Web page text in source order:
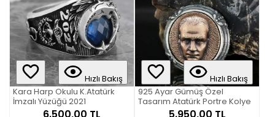
Hızlı Bakış
Kara Harp Okulu K.Atatürk
İmzalı Yüzüğü 2021
Hızlı Bakış
925 Ayar Gümüş Özel
Tasarım Atatürk Portre Kolye